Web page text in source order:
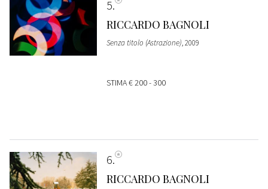
5
RICCARDO BAGNOLI
Senza titolo (Astrazione), 2009
STIMA€ 200 - 300
6
RICCARDO BAGNOLI